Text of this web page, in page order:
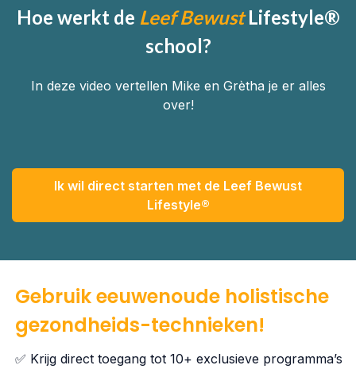
Hoe werkt de Leef Bewust Lifestyle®
school?
In deze video vertellen Mike en Grètha je er alles
over!
Ik wil direct starten met de Leef Bewust
Lifestyle®
Gebruik eeuwenoude holistische
gezondheids-technieken!
✅ Krijg direct toegang tot 10+ exclusieve programma’s